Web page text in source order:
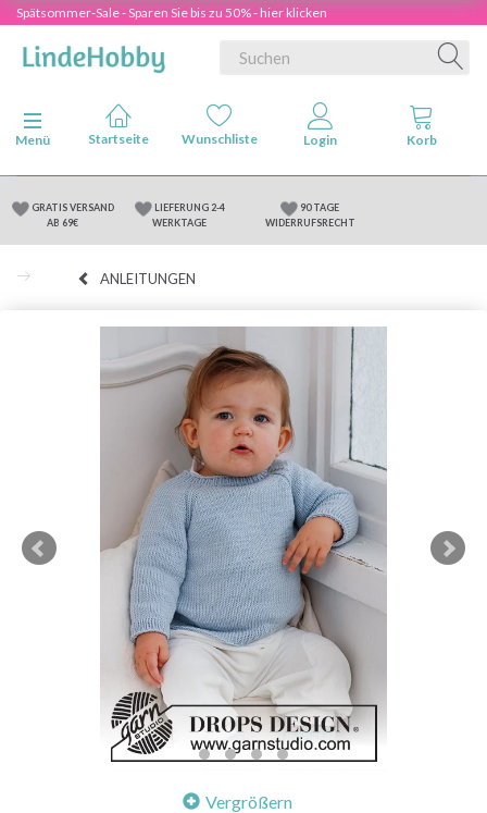
Spätsommer-Sale - Sparen Sie bis zu 50% - hier klicken
Anzeige ändern
Menü
GRATIS VERSAND
AB 69€
LIEFERUNG 2-4
WERKTAGE
90 TAGE
WIDERRUFSRECHT
ANLEITUNGEN
Vergrößern